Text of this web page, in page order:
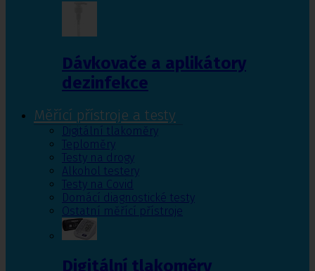
Dávkovače a aplikátory
dezinfekce
Měřící přístroje a testy
Digitální tlakoměry
Teploměry
Testy na drogy
Alkohol testery
Testy na Covid
Domácí diagnostické testy
Ostatní měřící přístroje
Digitální tlakoměry